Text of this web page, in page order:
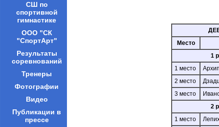
СШ по
спортивной
гимнастике
ООО "СК
"СпортАрт"
Результаты
соревнований
Тренеры
Фотографии
Видео
Публикации в
прессе
Место
1
1 место
2 место
3 место
2
1 место